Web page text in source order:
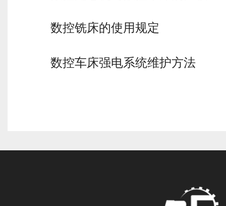
数控铣床的使用规定
数控车床强电系统维护方法